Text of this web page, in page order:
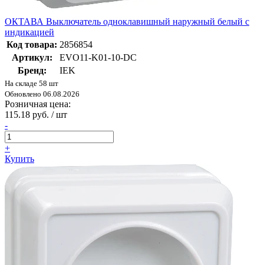
ОКТАВА Выключатель одноклавишный наружный белый с
индикацией
Код товара: 2856854
Артикул:
EVO11-K01-10-DC
Бренд:
IEK
На складе 58 шт
Обновлено 06.08.2026
Розничная цена:
115.18 руб. / шт
-
+
Купить